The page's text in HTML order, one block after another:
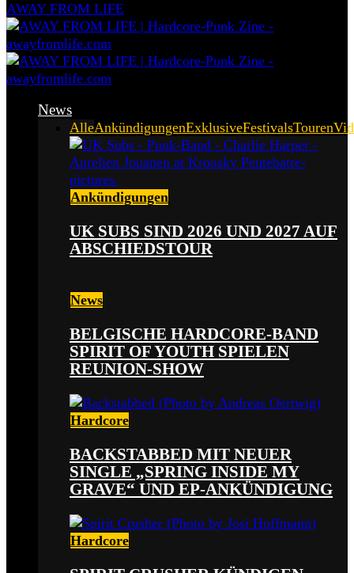
AWAY FROM LIFE
News
AlleAnkündigungenExklusiveFestivalsTouren
Ankündigungen
UK SUBS SIND 2026 UND 2027 AUF
ABSCHIEDSTOUR
News
BELGISCHE HARDCORE-BAND
SPIRIT OF YOUTH SPIELEN
REUNION-SHOW
Hardcore
BACKSTABBED MIT NEUER
SINGLE „SPRING INSIDE MY
GRAVE“ UND EP-ANKÜNDIGUNG
Hardcore